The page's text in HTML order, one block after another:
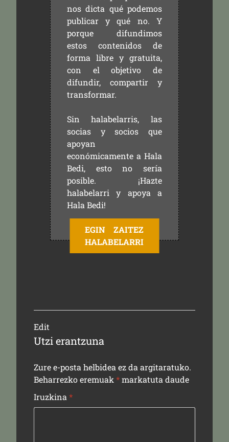
nos dicta qué podemos
publicar y qué no. Y
porque difundimos
estos contenidos de
forma libre y gratuita,
con el objetivo de
difundir, compartir y
transformar.
Sin halabelarris, las
socias y socios que
apoyan
económicamente a Hala
Bedi, esto no sería
posible. ¡Hazte
halabelarri y apoya a
Hala Bedi!
EGIN ZAITEZ
HALABELARRI
Edit
Utzi erantzuna
Zure e-posta helbidea ez da argitaratuko.
Beharrezko eremuak *markatuta daude
Iruzkina *